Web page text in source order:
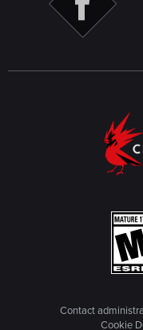
Contact
Cookie